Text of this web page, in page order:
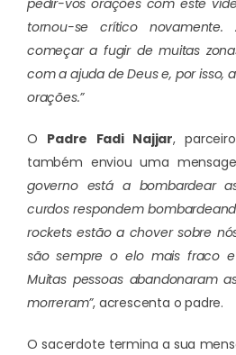
pedir-vos orações com este
tornou-se crítico
começar a fugir de muitas
com a ajuda de Deus e, por isso,
orações.”
O Padre Fadi Najjar,
também enviou uma
governo está a bombardear
curdos respondem
rockets estão a chover sobre
são sempre o elo mais fraco
Muitas pessoas abandonaram
morreram”, acrescenta o padre.
O sacerdote termina a sua